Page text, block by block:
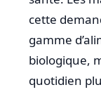
cette
gamme
biologique,
quotidien